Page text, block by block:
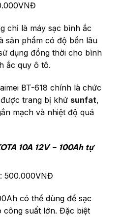
chỉ là máy sạc bình ắc
sản phẩm có độ bền lâu
dụng đồng thời cho bình
ắc quy ô tô.
BT-618 chính là chức
trang bị khử sunfat,
mạch và nhiệt độ quá
10A 12V – 100Ah tự
500.000VNĐ
có thể dùng để sạc
công suất lớn. Đặc biệt